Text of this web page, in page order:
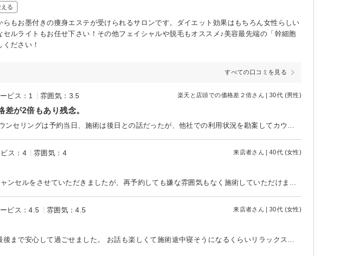
る
もお墨付きの痩身エステが受けられるサロンです。ダイエット効果はもちろん女性らしい
ルライトもお任せ下さい！その他フェイシャルや脱毛もオススメ♪美容最先端の「幹細胞
ださい！
すべての口コミを見る
ビス：1 雰囲気：3.5 楽天と店頭での価格差２倍さん | 30代 (男性)
が2倍もあり残念。
ス：4 雰囲気：4 来店者さん | 40代 (女性)
ビス：4.5 雰囲気：4.5 来店者さん | 30代 (女性)